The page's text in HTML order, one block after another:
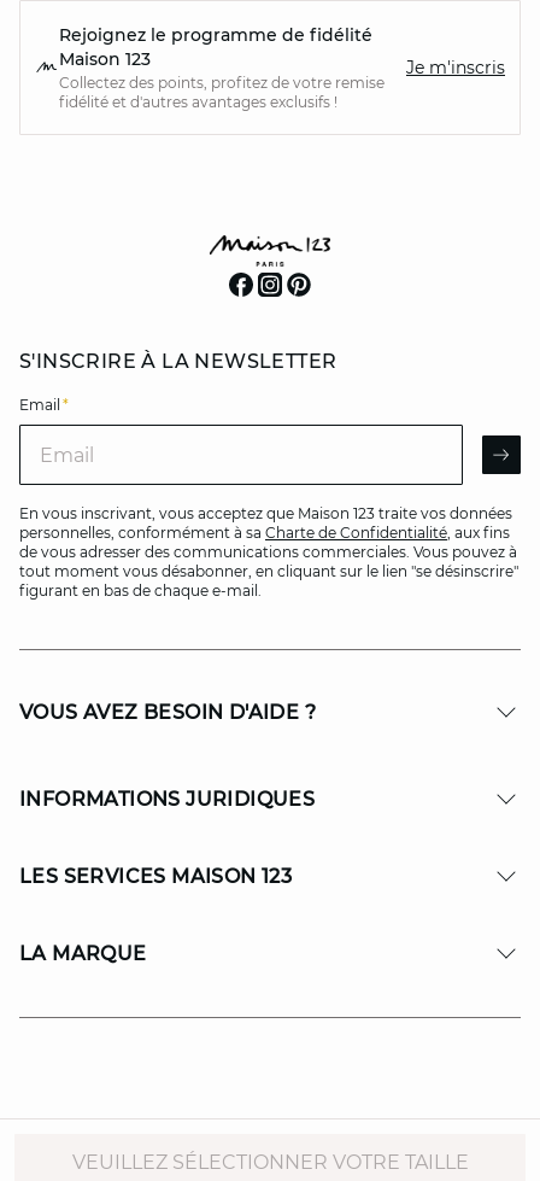
VEUILLEZ SÉLECTIONNER VOTRE TAILLE
Rejoignez le programme de fidélité
Maison 123
Collectez des points, profitez de votre remise
fidélité et d'autres avantages exclusifs !
Je m'inscris
S'INSCRIRE À LA NEWSLETTER
Email *
En vous inscrivant, vous acceptez que Maison 123 traite vos données
personnelles, conformément à sa Charte de Confidentialité, aux fins
de vous adresser des communications commerciales. Vous pouvez à
tout moment vous désabonner, en cliquant sur le lien "se désinscrire"
figurant en bas de chaque e-mail.
VOUS AVEZ BESOIN D'AIDE ?
INFORMATIONS JURIDIQUES
LES SERVICES MAISON 123
LA MARQUE
© Copyright 2026 MAISON 123. All Rights reserved.